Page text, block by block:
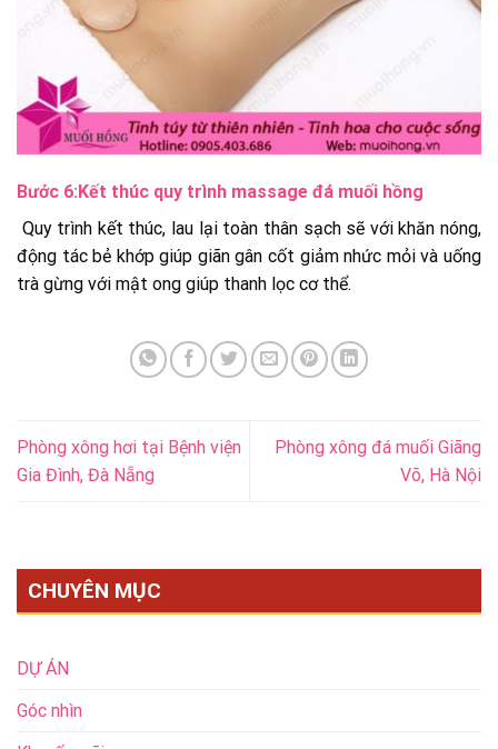
Bước 6:Kết thúc quy trình massage đá muối hồng
Quy trình kết thúc, lau lại toàn thân sạch sẽ với khăn nóng,
động tác bẻ khớp giúp giãn gân cốt giảm nhức mỏi và uống
trà gừng với mật ong giúp thanh lọc cơ thể.
Phòng xông hơi tại Bệnh viện
Gia Đình, Đà Nẵng
Phòng xông đá muối Giãng
Võ, Hà Nội
CHUYÊN MỤC
DỰ ÁN
Góc nhìn